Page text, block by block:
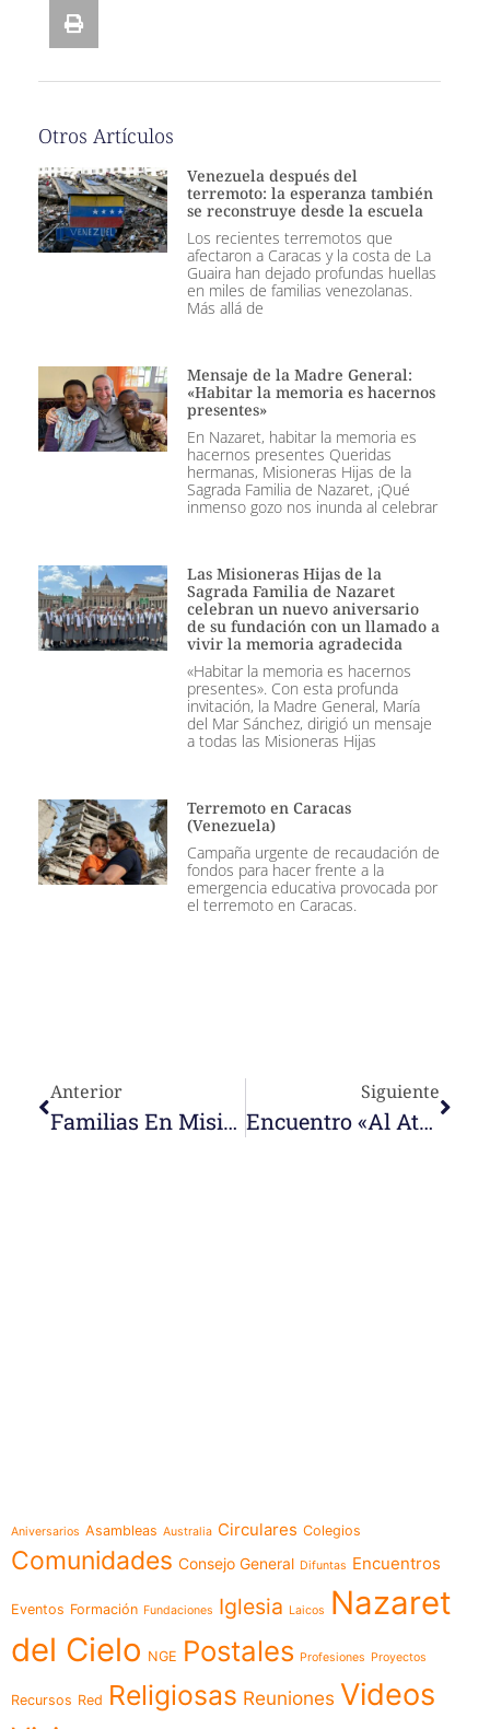
Otros Artículos
Venezuela después del
terremoto: la esperanza también
se reconstruye desde la escuela
Los recientes terremotos que
afectaron a Caracas y la costa de La
Guaira han dejado profundas huellas
en miles de familias venezolanas.
Más allá de
Mensaje de la Madre General:
«Habitar la memoria es hacernos
presentes»
En Nazaret, habitar la memoria es
hacernos presentes Queridas
hermanas, Misioneras Hijas de la
Sagrada Familia de Nazaret, ¡Qué
inmenso gozo nos inunda al celebrar
Las Misioneras Hijas de la
Sagrada Familia de Nazaret
celebran un nuevo aniversario
de su fundación con un llamado a
vivir la memoria agradecida
«Habitar la memoria es hacernos
presentes». Con esta profunda
invitación, la Madre General, María
del Mar Sánchez, dirigió un mensaje
a todas las Misioneras Hijas
Terremoto en Caracas
(Venezuela)
Campaña urgente de recaudación de
fondos para hacer frente a la
emergencia educativa provocada por
el terremoto en Caracas.
Anterior
Familias En Misión. Foro Sobre Amoris Laetitia
Siguiente
Encuentro «Al Atardecer». Julio 2021
Aniversarios Asambleas Australia Circulares Colegios
Comunidades Consejo General Difuntas Encuentros
Eventos Formación Fundaciones Iglesia Laicos
Nazaret
del Cielo NGE Postales Profesiones Proyectos
Recursos Red Religiosas Reuniones Videos